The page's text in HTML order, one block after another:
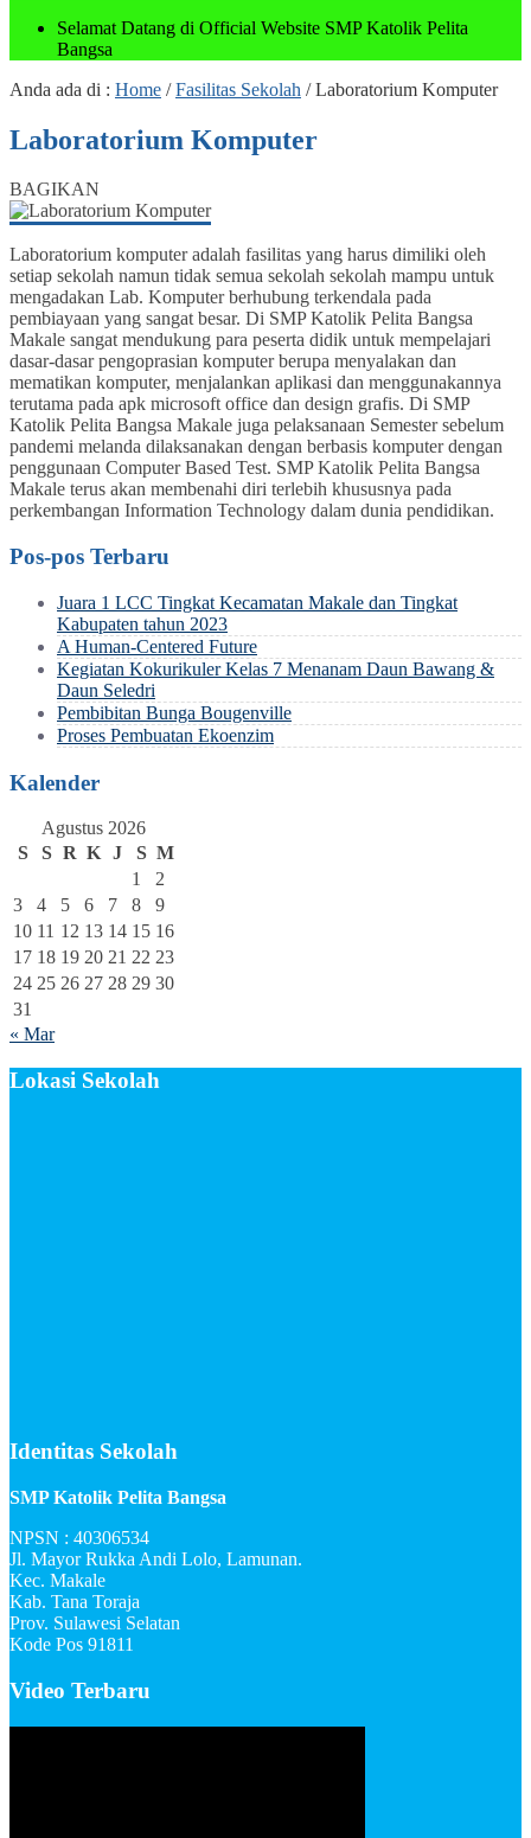
Selamat Datang di Official Website SMP Katolik Pelita
Bangsa
Anda ada di : Home /Fasilitas Sekolah /Laboratorium Komputer
Laboratorium Komputer
BAGIKAN
Laboratorium komputer adalah fasilitas yang harus dimiliki oleh
setiap sekolah namun tidak semua sekolah sekolah mampu untuk
mengadakan Lab. Komputer berhubung terkendala pada
pembiayaan yang sangat besar. Di SMP Katolik Pelita Bangsa
Makale sangat mendukung para peserta didik untuk mempelajari
dasar-dasar pengoprasian komputer berupa menyalakan dan
mematikan komputer, menjalankan aplikasi dan menggunakannya
terutama pada apk microsoft office dan design grafis. Di SMP
Katolik Pelita Bangsa Makale juga pelaksanaan Semester sebelum
pandemi melanda dilaksanakan dengan berbasis komputer dengan
penggunaan Computer Based Test. SMP Katolik Pelita Bangsa
Makale terus akan membenahi diri terlebih khususnya pada
perkembangan Information Technology dalam dunia pendidikan.
Pos-pos Terbaru
Juara 1 LCC Tingkat Kecamatan Makale dan Tingkat
Kabupaten tahun 2023
A Human-Centered Future
Kegiatan Kokurikuler Kelas 7 Menanam Daun Bawang &
Daun Seledri
Pembibitan Bunga Bougenville
Proses Pembuatan Ekoenzim
Kalender
Agustus 2026
S
S R K J S M
1
2
3
4 5 6 7 8
9
10 11 12 13 14 15 16
17 18 19 20 21 22 23
24 25 26 27 28 29 30
31
« Mar
Lokasi Sekolah
Identitas Sekolah
SMP Katolik Pelita Bangsa
NPSN : 40306534
Jl. Mayor Rukka Andi Lolo, Lamunan.
Kec. Makale
Kab. Tana Toraja
Prov. Sulawesi Selatan
Kode Pos 91811
Video Terbaru